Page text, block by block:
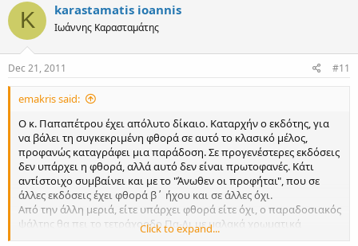
K karastamatis ioannis
Ιωάννης Καρασταμάτης
Dec 21, 2011 #11
emakris said:
Ο κ. Παπαπέτρου έχει απόλυτο δίκαιο. Καταρχήν ο εκδότης, για
να βάλει τη συγκεκριμένη φθορά σε αυτό το κλασικό μέλος,
προφανώς καταγράφει μια παράδοση. Σε προγενέστερες εκδόσεις
δεν υπάρχει η φθορά, αλλά αυτό δεν είναι πρωτοφανές. Κάτι
αντίστοιχο συμβαίνει και με το "Άνωθεν οι προφήται", που σε
άλλες εκδόσεις έχει φθορά β΄ ήχου και σε άλλες όχι.
Από την άλλη μεριά, είτε υπάρχει φθορά είτε όχι, ο παραδοσιακός
ψάλτης θα πει το τετράχορδο Πα-Δι με μαλακά χρωματικά
διαστήματα, ενώ κάτω από τον Πα θα το πει διατονικά, συνήθως
Click to expand...